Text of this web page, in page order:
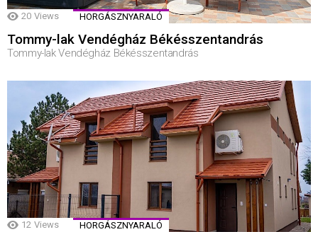
20 Views HORGÁSZNYARALÓ
Tommy-lak Vendégház Békésszentandrás
Tommy-lak Vendégház Békésszentandrás
12 Views HORGÁSZNYARALÓ